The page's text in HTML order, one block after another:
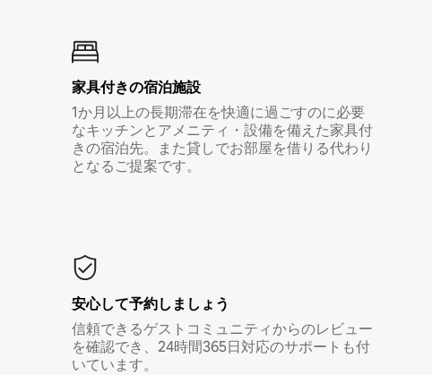
家具付き⁠の宿⁠泊⁠施⁠設
1か月以上の長期滞在を快適に過ごすのに必要
なキッチンとアメニティ・設備を備えた家具付
きの宿泊先。また貸しでお部屋を借りる代わり
となるご提案です。
安心して予約しましょう
信頼できるゲストコミュニティからのレビュー
を確認でき、24時間365日対応のサポートも付
いています。